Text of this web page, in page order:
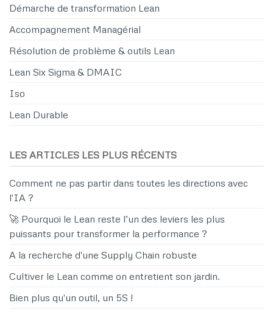
Démarche de transformation Lean
Accompagnement Managérial
Résolution de problème & outils Lean
Lean Six Sigma & DMAIC
Iso
Lean Durable
LES ARTICLES LES PLUS RÉCENTS
Comment ne pas partir dans toutes les directions avec
l'IA ?
🚀 Pourquoi le Lean reste l’un des leviers les plus
puissants pour transformer la performance ?
A la recherche d'une Supply Chain robuste
Cultiver le Lean comme on entretient son jardin.
Bien plus qu'un outil, un 5S !